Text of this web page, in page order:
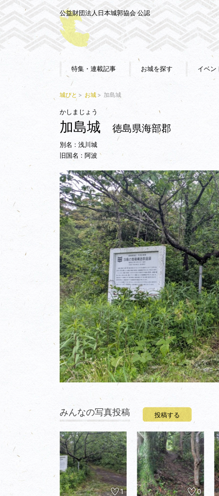
公益財団法人日本城郭協会 公認
特集・連載記事 お城を探す イベン
城びと お城 加島城
かしまじょう
加島城 徳島県海部郡
別名 : 浅川城
旧国名 : 阿波
みんなの写真投稿 投稿する
1 0